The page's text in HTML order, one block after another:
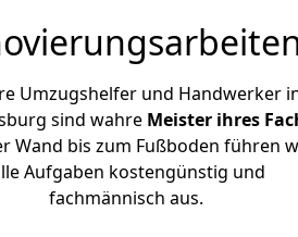
Umzugshelfer und Handwerker
sind wahre Meister ihres
Wand bis zum Fußboden führen
Aufgaben kostengünstig und
fachmännisch aus.